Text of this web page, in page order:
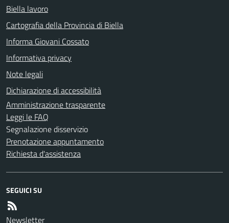
Biella lavoro
Cartografia della Provincia di Biella
Informa Giovani Cossato
Informativa privacy
Note legali
Dichiarazione di accessibilità
Amministrazione trasparente
Leggi le FAQ
Segnalazione disservizio
Prenotazione appuntamento
Richiesta d'assistenza
SEGUICI SU
Newsletter